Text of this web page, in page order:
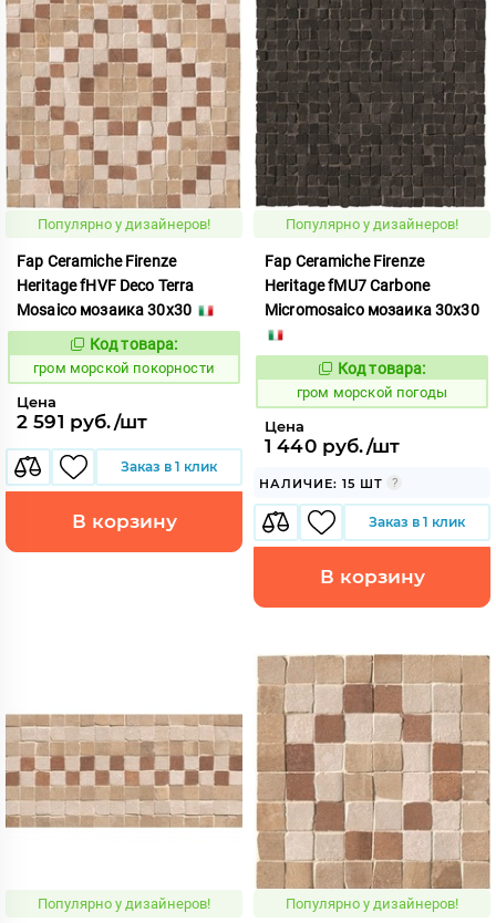
Популярно у дизайнеров!
Fap Ceramiche Firenze
Heritage fHVF Deco Terra
Mosaico мозаика 30x30
351322
Код товара:
гром морской покорности
Цена
2 591 руб./шт
Заказ в 1 клик
В корзину
Популярно у дизайнеров!
Fap Ceramiche Firenze
Heritage fMU7 Carbone
Micromosaico мозаика 30x30
351321
Код товара:
гром морской погоды
Цена
1 440 руб./шт
НАЛИЧИЕ: 15 ШТ
Заказ в 1 клик
В корзину
Популярно у дизайнеров! Популярно у дизайнеров!